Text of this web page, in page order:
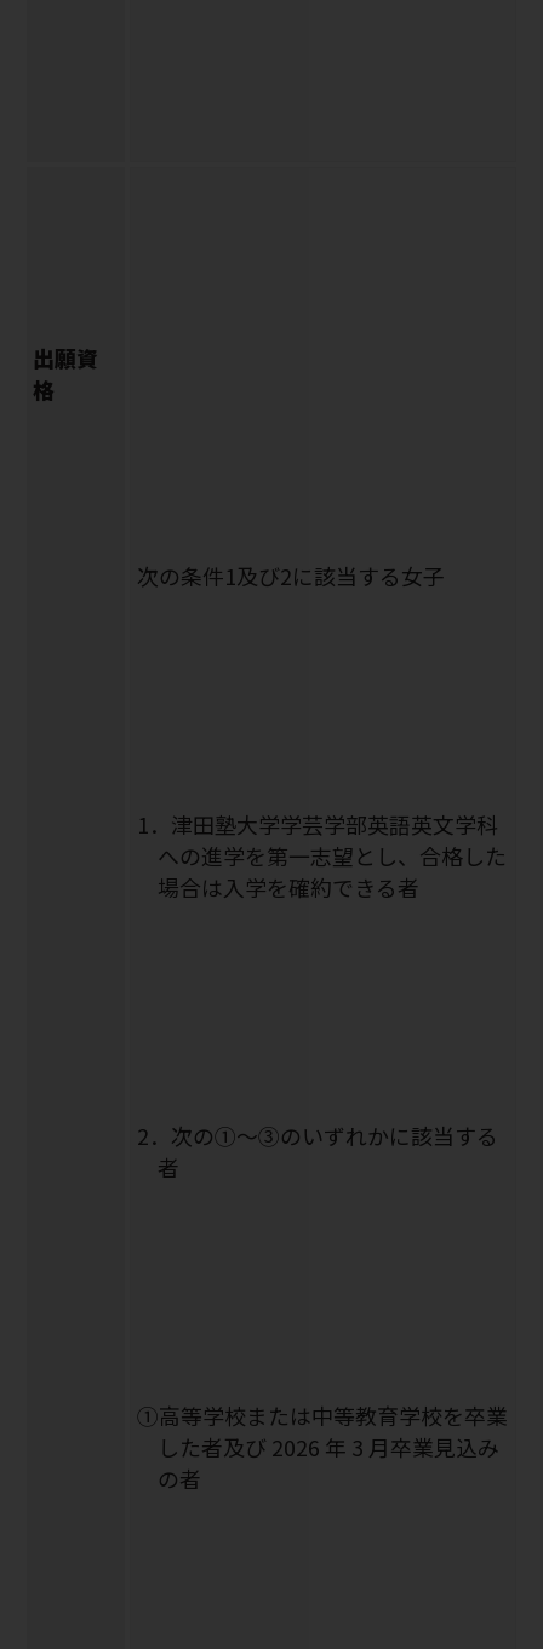
出願資
格
次の条件1及び2に該当する女子
1．津田塾大学学芸学部英語英文学科
への進学を第一志望とし、合格した
場合は入学を確約できる者
2．次の①～③のいずれかに該当する
者
①高等学校または中等教育学校を卒業
した者及び 2026 年 3 月卒業見込み
の者